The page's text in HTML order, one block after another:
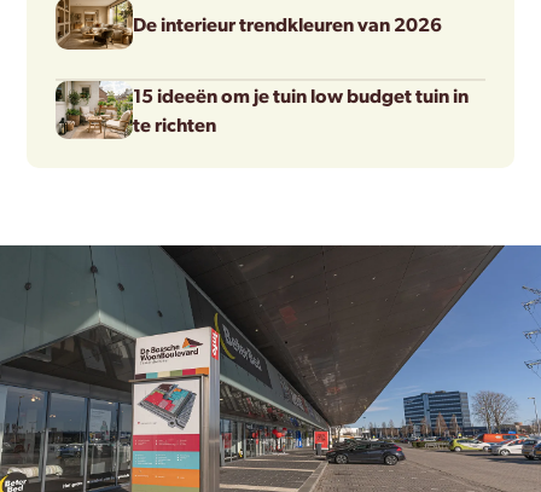
De interieur trendkleuren van 2026
15 ideeën om je tuin low budget tuin in
te richten